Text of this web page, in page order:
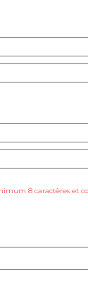
8 caractères et